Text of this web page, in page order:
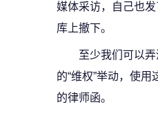
媒体采访，自己也
库上撤下。
至少我们可以
的“维权”举动，使
的律师函。